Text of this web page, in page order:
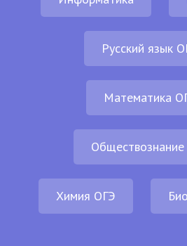
Русский язык
Математика
Химия ОГЭ